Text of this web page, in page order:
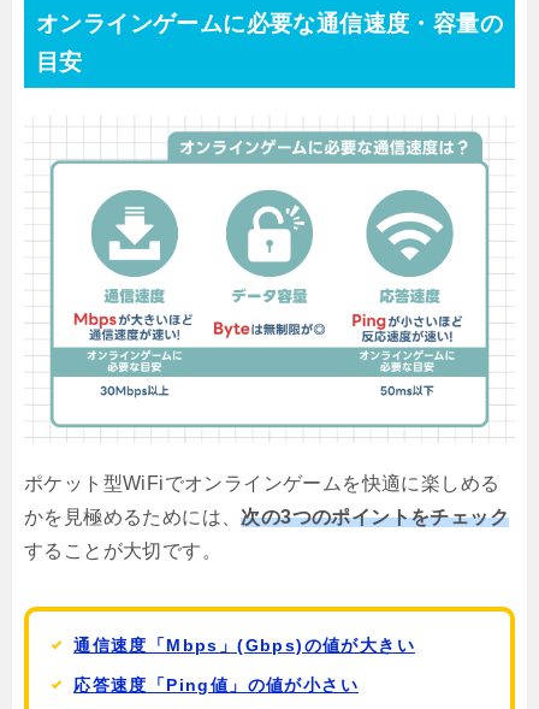
オンラインゲームに必要な通信速度・容量の
目安
ポケット型WiFiでオンラインゲームを快適に楽しめる
かを見極めるためには、次の3つのポイントをチェック
することが大切です。
通信速度「Mbps」(Gbps)の値が大きい
応答速度「Ping値」の値が小さい